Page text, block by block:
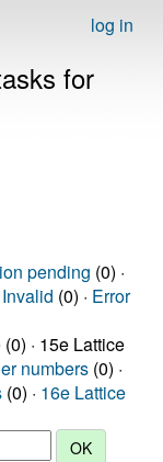
log in
for
pending (0) ·
Invalid (0) · Error
(0) · 15e Lattice
numbers (0) ·
(0) · 16e Lattice